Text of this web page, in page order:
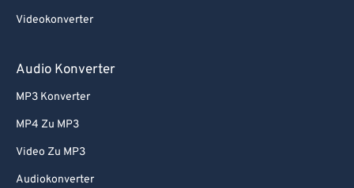
Videokonverter
Audio Konverter
MP3 Konverter
MP4 Zu MP3
Video Zu MP3
Audiokonverter